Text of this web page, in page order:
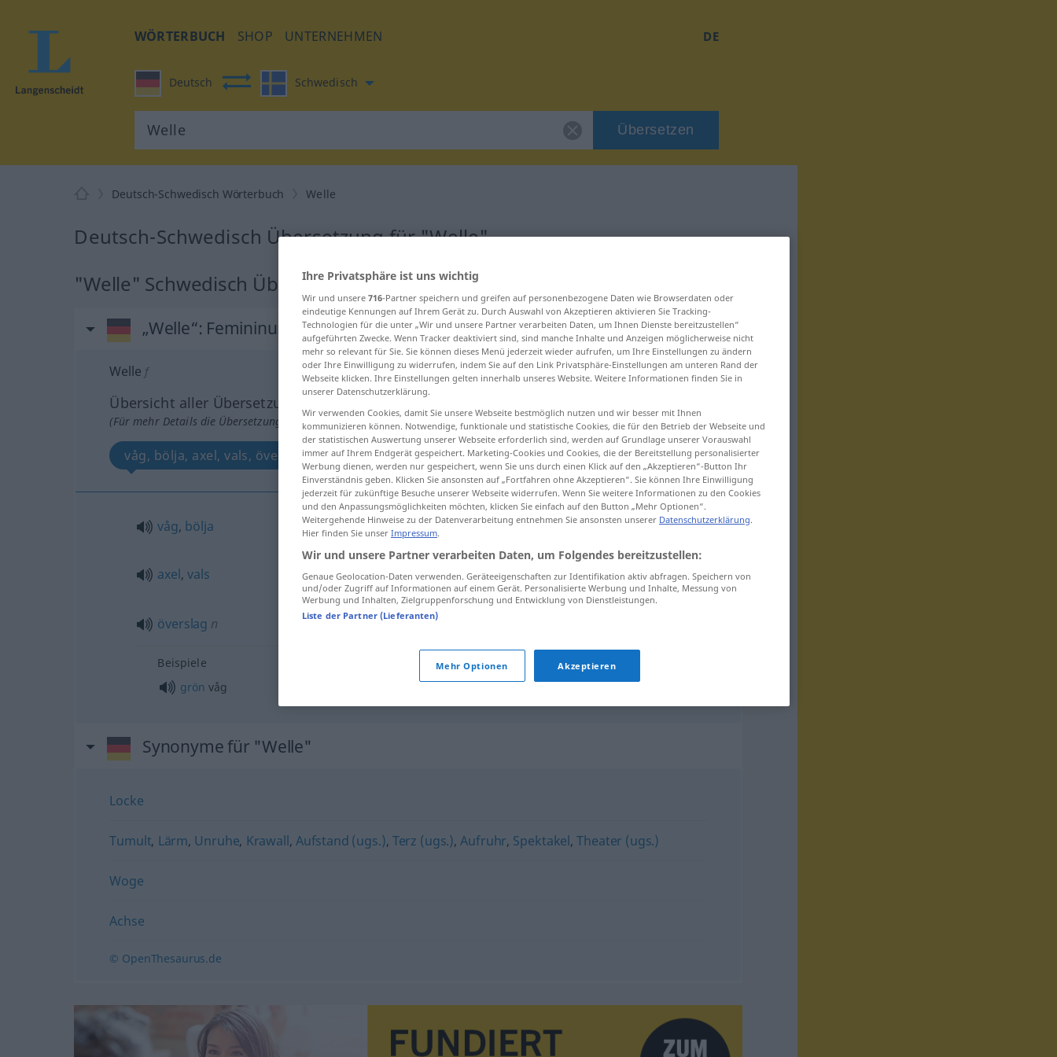
WÖRTERBUCH SHOP UNTERNEHMEN DE
Deutsch Schwedisch
Übersetzen
Deutsch-Schwedisch Wörterbuch Welle
Deutsch-Schwedisch Übersetzung für "Welle"
"Welle" Schwedisch Übersetzung
„Welle“: Femininum, weiblich
Welle f
Übersicht aller Übersetzungen
(Für mehr Details die Übersetzung anklicken/antippen)
våg, bölja, axel, vals, överslag
våg, bölja Welle
axel,vals Welle TECH
överslag n
Beispiele
grön våg grüne Welle
Synonyme für "Welle"
Locke
Tumult, Lärm, Unruhe, Krawall, Aufstand (ugs.), Terz (ugs.),Aufruhr, Spektakel,Theater (ugs.)
Woge
Achse
© OpenThesaurus.de
Ihre Privatsphäre ist uns wichtig
Wir und unsere 716-Partner speichern und greifen auf personenbezogene Daten wie Browserdaten oder
eindeutige Kennungen auf Ihrem Gerät zu. Durch Auswahl von Akzeptieren aktivieren Sie Tracking-
Technologien für die unter „Wir und unsere Partner verarbeiten Daten, um Ihnen Dienste bereitzustellen“
aufgeführten Zwecke. Wenn Tracker deaktiviert sind, sind manche Inhalte und Anzeigen möglicherweise nicht
mehr so relevant für Sie. Sie können dieses Menü jederzeit wieder aufrufen, um Ihre Einstellungen zu ändern
oder Ihre Einwilligung zu widerrufen, indem Sie auf den Link Privatsphäre-Einstellungen am unteren Rand der
Webseite klicken. Ihre Einstellungen gelten innerhalb unseres Website. Weitere Informationen finden Sie in
unserer Datenschutzerklärung.
Wir verwenden Cookies, damit Sie unsere Webseite bestmöglich nutzen und wir besser mit Ihnen
kommunizieren können. Notwendige, funktionale und statistische Cookies, die für den Betrieb der Webseite und
der statistischen Auswertung unserer Webseite erforderlich sind, werden auf Grundlage unserer Vorauswahl
immer auf Ihrem Endgerät gespeichert. Marketing-Cookies und Cookies, die der Bereitstellung personalisierter
Werbung dienen, werden nur gespeichert, wenn Sie uns durch einen Klick auf den „Akzeptieren“-Button Ihr
Einverständnis geben. Klicken Sie ansonsten auf „Fortfahren ohne Akzeptieren“. Sie können Ihre Einwilligung
jederzeit für zukünftige Besuche unserer Webseite widerrufen. Wenn Sie weitere Informationen zu den Cookies
und den Anpassungsmöglichkeiten möchten, klicken Sie einfach auf den Button „Mehr Optionen“.
Weitergehende Hinweise zu der Datenverarbeitung entnehmen Sie ansonsten unserer Datenschutzerklärung.
Hier finden Sie unser Impressum.
Wir und unsere Partner verarbeiten Daten, um Folgendes bereitzustellen:
Genaue Geolocation-Daten verwenden. Geräteeigenschaften zur Identifikation aktiv abfragen. Speichern von
und/oder Zugriff auf Informationen auf einem Gerät. Personalisierte Werbung und Inhalte, Messung von
Werbung und Inhalten, Zielgruppenforschung und Entwicklung von Dienstleistungen.
Liste der Partner (Lieferanten)
Mehr Optionen Akzeptieren